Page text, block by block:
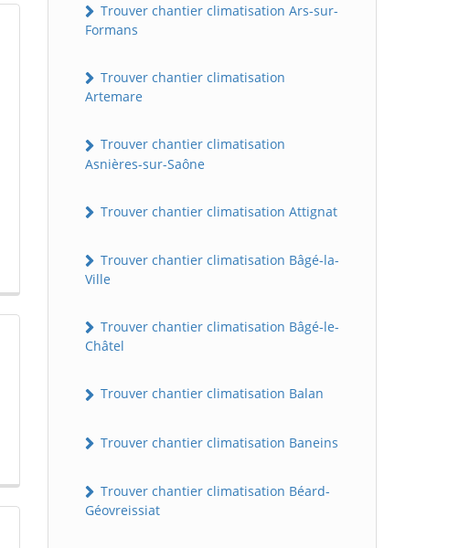
Trouver chantier climatisation Ars-sur-
Formans
Trouver chantier climatisation
Artemare
Trouver chantier climatisation
Asnières-sur-Saône
Trouver chantier climatisation Attignat
Trouver chantier climatisation Bâgé-la-
Ville
Trouver chantier climatisation Bâgé-le-
Châtel
Trouver chantier climatisation Balan
Trouver chantier climatisation Baneins
Trouver chantier climatisation Béard-
Géovreissiat